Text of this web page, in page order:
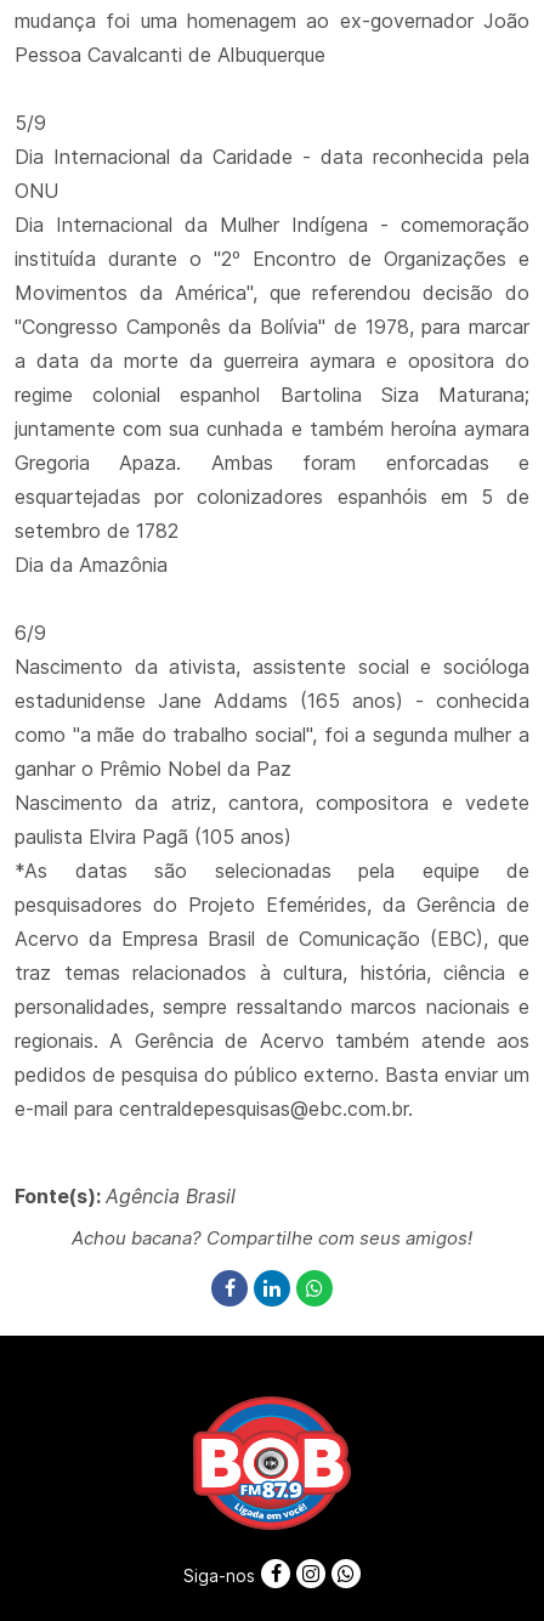
mudança foi uma homenagem ao ex-governador João
Pessoa Cavalcanti de Albuquerque
5/9
Dia Internacional da Caridade - data reconhecida pela
ONU
Dia Internacional da Mulher Indígena - comemoração
instituída durante o "2º Encontro de Organizações e
Movimentos da América", que referendou decisão do
"Congresso Camponês da Bolívia" de 1978, para marcar
a data da morte da guerreira aymara e opositora do
regime colonial espanhol Bartolina Siza Maturana;
juntamente com sua cunhada e também heroína aymara
Gregoria Apaza. Ambas foram enforcadas e
esquartejadas por colonizadores espanhóis em 5 de
setembro de 1782
Dia da Amazônia
6/9
Nascimento da ativista, assistente social e socióloga
estadunidense Jane Addams (165 anos) - conhecida
como "a mãe do trabalho social", foi a segunda mulher a
ganhar o Prêmio Nobel da Paz
Nascimento da atriz, cantora, compositora e vedete
paulista Elvira Pagã (105 anos)
*As datas são selecionadas pela equipe de
pesquisadores do Projeto Efemérides, da Gerência de
Acervo da Empresa Brasil de Comunicação (EBC), que
traz temas relacionados à cultura, história, ciência e
personalidades, sempre ressaltando marcos nacionais e
regionais. A Gerência de Acervo também atende aos
pedidos de pesquisa do público externo. Basta enviar um
e-mail para centraldepesquisas@ebc.com.br.
Fonte(s): Agência Brasil
Achou bacana? Compartilhe com seus amigos!
Siga-nos